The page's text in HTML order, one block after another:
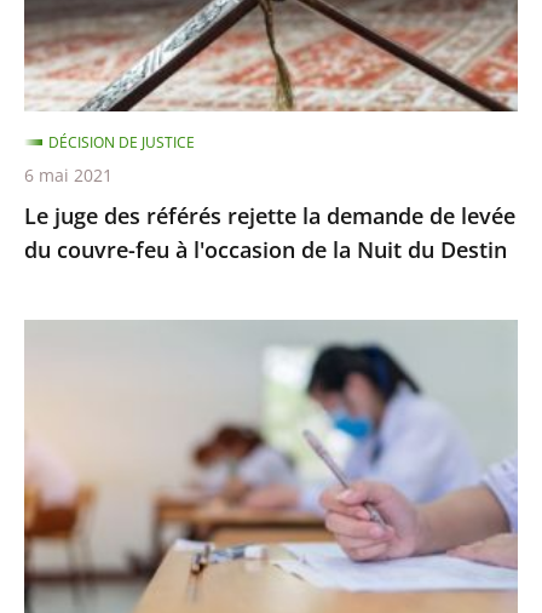
demande
de
levée
du
couvre-
feu
à
l'occasion
la
Le juge des référés rejette la demande de levée
du couvre-feu à l'occasion de la Nuit du Destin
DÉCISION DE JUSTICE
6 mai 2021
le
juge
des
référés
ne